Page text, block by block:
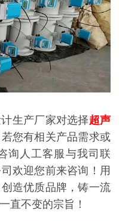
生产厂家对选择超声
您有相关产品需求或
询人工客服与我司联
欢迎您前来咨询！用
造优质品牌，铸一流
直不变的宗旨！